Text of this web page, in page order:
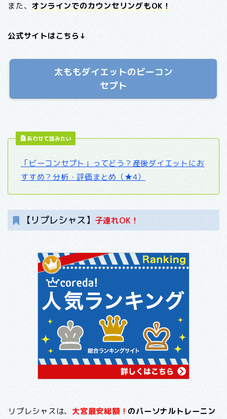
また、 オンラインでのカウンセリングもOK！
公式サイトはこちら↓
太ももダイエットのビーコン
セプト
あわせて読みたい
「ビーコンセプト」ってどう？産後ダイエットにお
すすめ？分析・評価まとめ（★4）
【リプレシャス】 子連れOK！
リプレシャスは、 大宮最安総額！ のパーソナルトレーニン